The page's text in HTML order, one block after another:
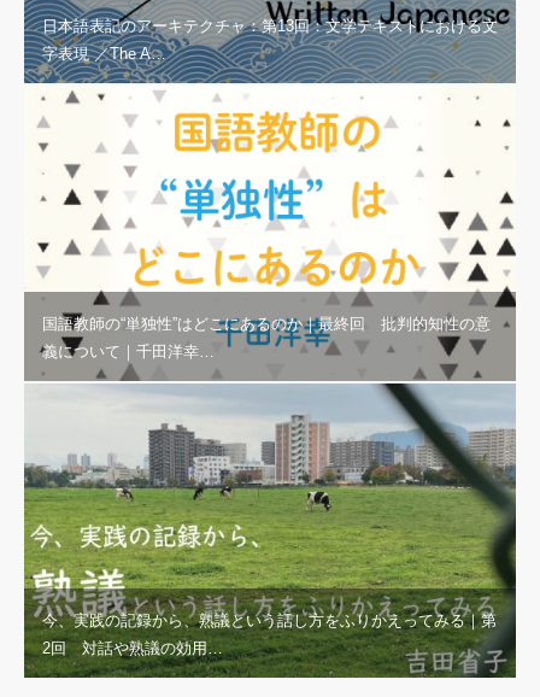
日本語表記のアーキテクチャ：第13回：文学テキストにおける文
字表現 ／The A…
国語教師の“単独性”はどこにあるのか｜最終回 批判的知性の意
義について｜千田洋幸…
今、実践の記録から、熟議という話し方をふりかえってみる｜第
2回 対話や熟議の効用…